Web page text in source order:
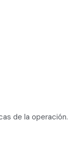
de la operación.